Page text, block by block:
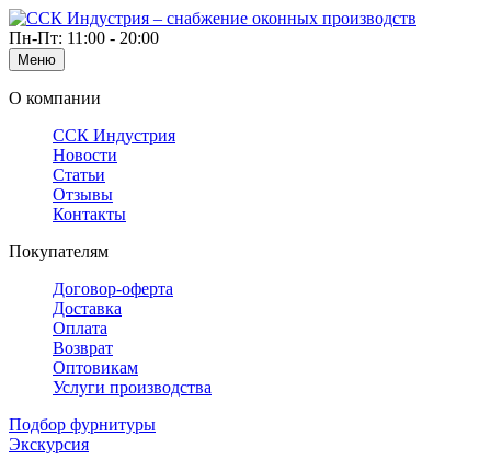
Пн-Пт: 11:00 - 20:00
Меню
О компании
ССК Индустрия
Новости
Статьи
Отзывы
Контакты
Покупателям
Договор-оферта
Доставка
Оплата
Возврат
Оптовикам
Услуги производства
Подбор фурнитуры
Экскурсия